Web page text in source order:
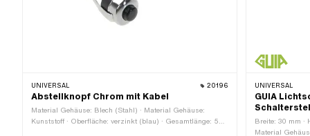
UNIVERSAL 20196
Abstellknopf Chrom mit Kabel
Material Gehäuse: Blech (Stahl) · Material Gehäuse:
Kunststoff · Oberfläche: verzinkt (blau) · Gesamtlänge: 56
UNIVERSAL
GUIA
Breite: 30 mm ·
Material